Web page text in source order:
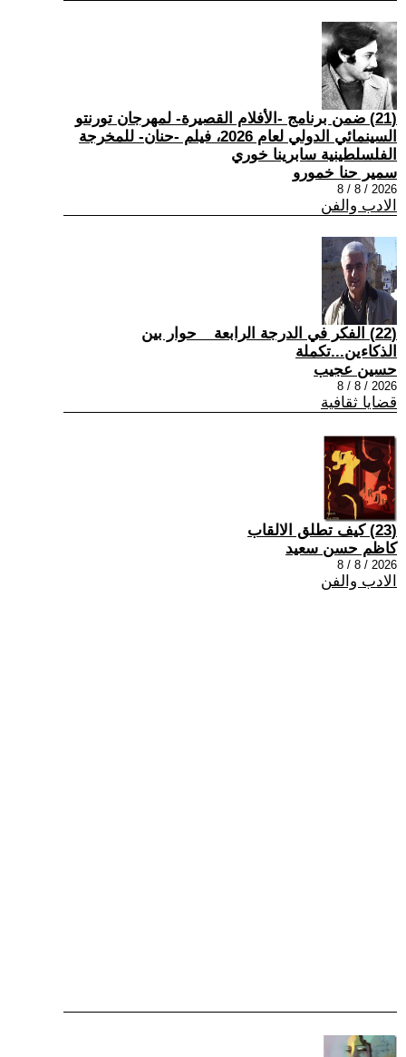
(21) ضمن برنامج -الأفلام القصيرة- لمهرجان تورنتو
السينمائي الدولي لعام 2026، فيلم -حنان- للمخرجة
الفلسلطينية سابرينا خوري
سمير حنا خمورو
2026 / 8 / 8
الادب والفن
(22) الفكر في الدرجة الرابعة _ حوار بين
الذكاءين...تكملة
حسين عجيب
2026 / 8 / 8
قضايا ثقافية
(23) كيف تطلق الالقاب
كاظم حسن سعيد
2026 / 8 / 8
الادب والفن